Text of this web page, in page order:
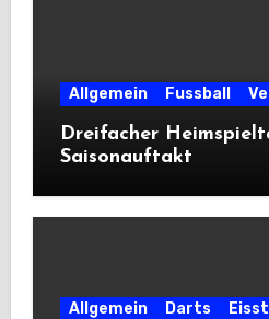
Allgemein Fussball
Dreifacher
Saisonauftakt
Allgemein Darts